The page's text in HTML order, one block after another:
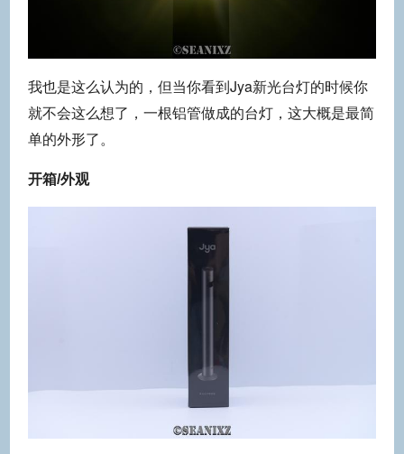
我也是这么认为的，但当你看到Jya新光台灯的时候你
就不会这么想了，一根铝管做成的台灯，这大概是最简
单的外形了。
开箱/外观